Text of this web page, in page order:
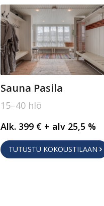
Sauna Pasila
15–40 hlö
Alk. 399 € + alv 25,5 %
TUTUSTU KOKOUSTILAAN